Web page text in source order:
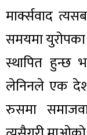
मार्क्सवाद
समयमा
स्थापित हुन्छ
लेनिनले एक
रुसमा